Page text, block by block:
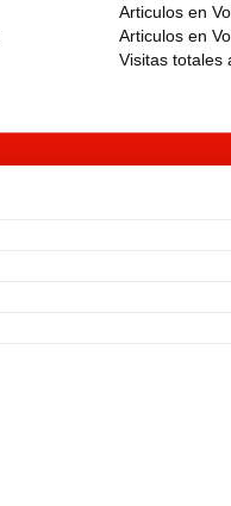
Articulos en
Articulos en
Visitas totales